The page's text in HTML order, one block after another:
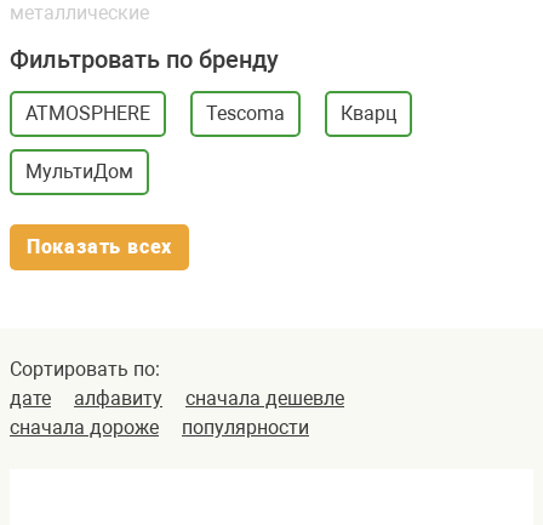
металлические
Фильтровать по бренду
ATMOSPHERE Tescoma Кварц
МультиДом
Показать всех
Сортировать по:
дате
алфавиту
сначала дешевле
сначала дороже
популярности